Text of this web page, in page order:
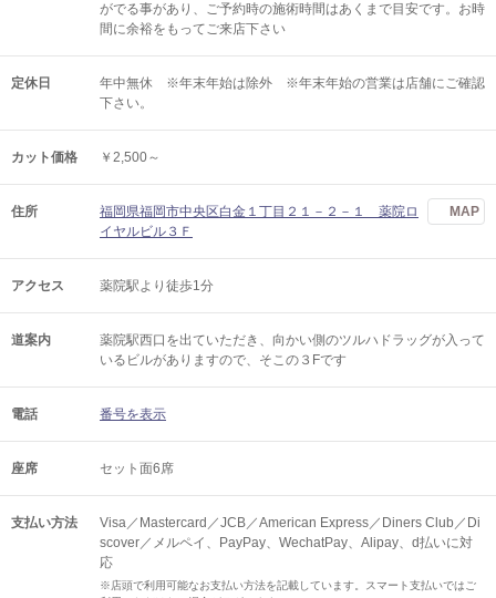
がでる事があり、ご予約時の施術時間はあくまで目安です。お時
間に余裕をもってご来店下さい
定休日
年中無休 ※年末年始は除外 ※年末年始の営業は店舗にご確認
下さい。
カット価格 ￥2,500～
住所
福岡県福岡市中央区白金１丁目２１－２－１ 薬院ロ
イヤルビル３Ｆ
MAP
アクセス 薬院駅より徒歩1分
道案内
薬院駅西口を出ていただき、向かい側のツルハドラッグが入って
いるビルがありますので、そこの３Fです
電話 番号を表示
座席 セット面6席
支払い方法
Visa／Mastercard／JCB／American Express／Diners Club／Di
scover／メルペイ、PayPay、WechatPay、Alipay、d払いに対
応
※店頭で利用可能なお支払い方法を記載しています。スマート支払いではご